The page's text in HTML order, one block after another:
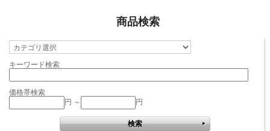
商品検索
キーワード検索
価格帯検索
円 ～
円